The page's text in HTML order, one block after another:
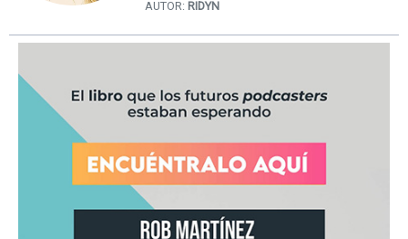
AUTOR: RIDYN